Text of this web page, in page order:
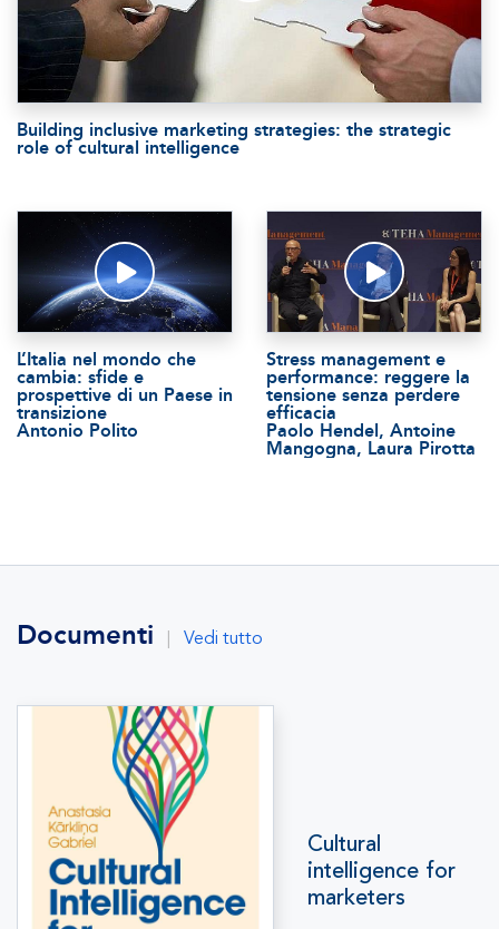
Building inclusive marketing strategies: the strategic
role of cultural intelligence
L’Italia nel mondo che
cambia: sfide e
prospettive di un Paese in
transizione
Antonio Polito
Stress management e
performance: reggere la
tensione senza perdere
efficacia
Paolo Hendel, Antoine
Mangogna, Laura Pirotta
Documenti Vedi tutto
Cultural
intelligence for
marketers